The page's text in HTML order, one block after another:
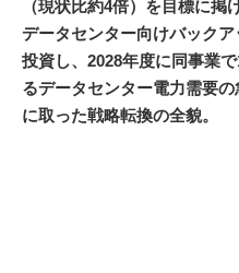
（現状比約4倍）を目標に
データセンター向けバック
投資し、2028年度に同事業で
るデータセンター電力需要
に取った戦略転換の全貌。